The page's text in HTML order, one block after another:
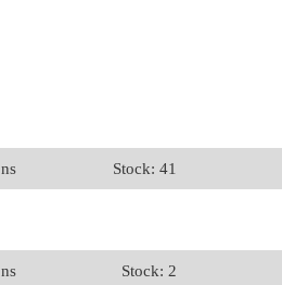
Stock: 41
Stock: 2